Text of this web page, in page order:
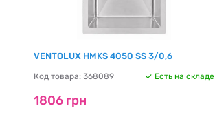
VENTOLUX HMKS 4050 SS 3/0,6
Код товара: 368089 Есть на складе
1806 грн